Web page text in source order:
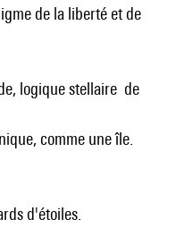
de la liberté et de
logique stellaire de
comme une île.
d'étoiles.